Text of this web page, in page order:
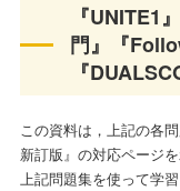
『UNITE1
門』『
『
この資料は，上記の各
新訂版』の対応ページを
上記問題集を使って学